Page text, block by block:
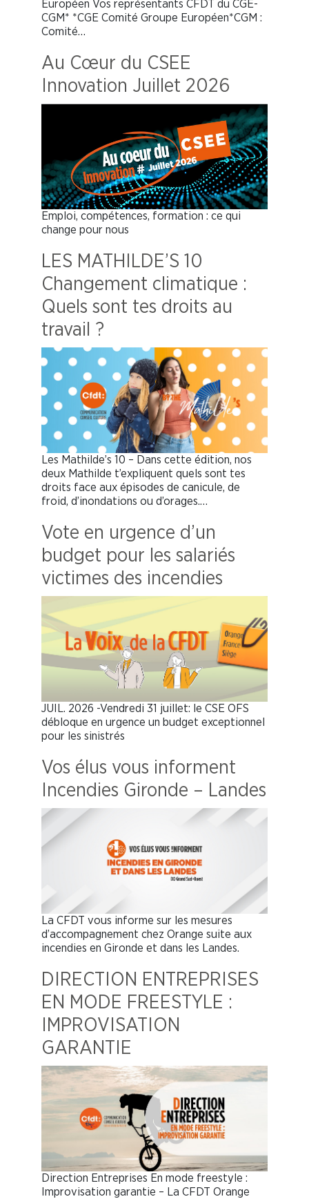
Européen Vos représentants CFDT du CGE-
CGM* *CGE Comité Groupe Européen*CGM :
Comité…
Au Cœur du CSEE
Innovation Juillet 2026
Emploi, compétences, formation : ce qui
change pour nous
LES MATHILDE’S 10
Changement climatique :
Quels sont tes droits au
travail ?
Les Mathilde’s 10 – Dans cette édition, nos
deux Mathilde t’expliquent quels sont tes
droits face aux épisodes de canicule, de
froid, d’inondations ou d’orages.…
Vote en urgence d’un
budget pour les salariés
victimes des incendies
JUIL. 2026 -Vendredi 31 juillet: le CSE OFS
débloque en urgence un budget exceptionnel
pour les sinistrés
Vos élus vous informent
Incendies Gironde – Landes
La CFDT vous informe sur les mesures
d’accompagnement chez Orange suite aux
incendies en Gironde et dans les Landes.
DIRECTION ENTREPRISES
EN MODE FREESTYLE :
IMPROVISATION
GARANTIE
Direction Entreprises En mode freestyle :
Improvisation garantie – La CFDT Orange